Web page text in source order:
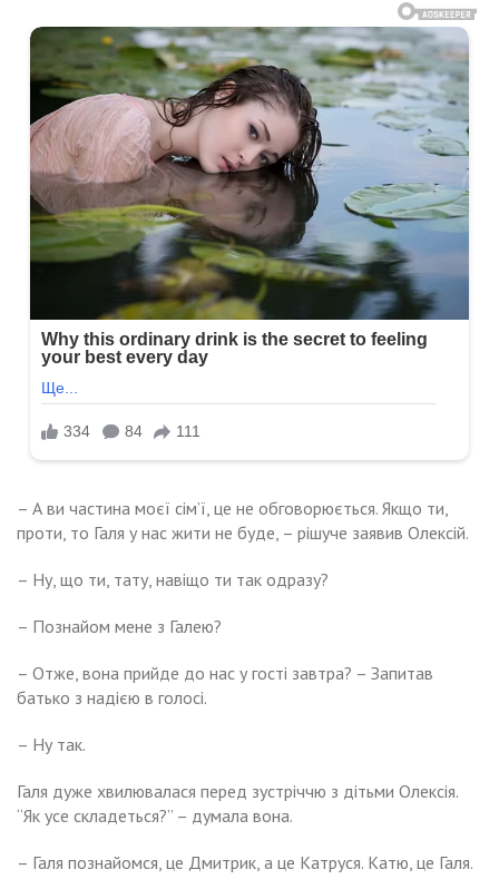
– А ви частина моєї сім’ї, це не обговорюється. Якщо ти,
проти, то Галя у нас жити не буде, – рішуче заявив Олексій.
– Ну, що ти, тату, навіщо ти так одразу?
– Познайом мене з Галею?
– Отже, вона прийде до нас у гості завтра? – Запитав
батько з надією в голосі.
– Ну так.
Галя дуже хвилювалася перед зустріччю з дітьми Олексія.
“Як усе складеться?” – думала вона.
– Галя познайомся, це Дмитрик, а це Катруся. Катю, це Галя.